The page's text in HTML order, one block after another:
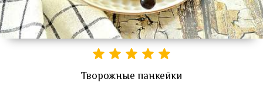
Творожные панкейки